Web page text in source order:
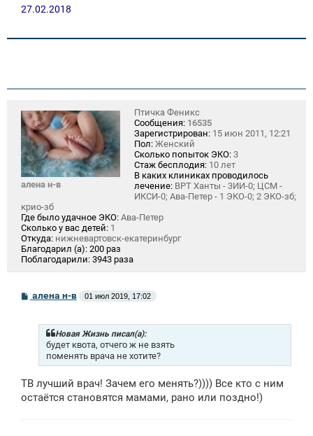
27.02.2018
алена н-в
Птичка Феникс
Сообщения: 16535
Зарегистрирован: 15 июн 2011, 12:21
Пол: Женский
Сколько попыток ЭКО: 3
Стаж бесплодия: 10 лет
В каких клиниках проводилось
лечение: ВРТ Ханты - 3ИИ-0; ЦСМ -
ИКСИ-0; Ава-Петер - 1 ЭКО-0; 2 ЭКО-зб;
крио-зб
Где было удачное ЭКО: Ава-Петер
Сколько у вас детей: 1
Откуда: нижневартовск-екатеринбург
Благодарил (а): 200 раз
Поблагодарили: 3943 раза
С
о
алена н-в 01 июл 2019, 17:02
Новая Жизнь писал(а):
будет квота, отчего ж не взять
поменять врача не хотите?
ТВ лучший врач! Зачем его менять?)))) Все кто с ним
остаётся становятся мамами, рано или поздно!)